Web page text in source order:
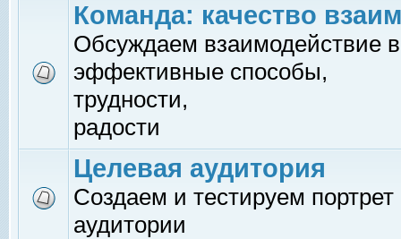
Команда: качество
Обсуждаем взаимодействие
эффективные способы,
трудности,
радости
Целевая аудитория
Создаем и тестируем
аудитории